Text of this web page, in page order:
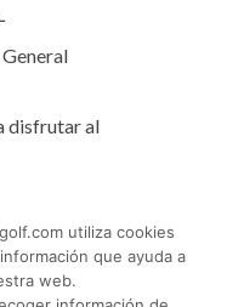
disfrutar al
utiliza cookies
que ayuda a
web.